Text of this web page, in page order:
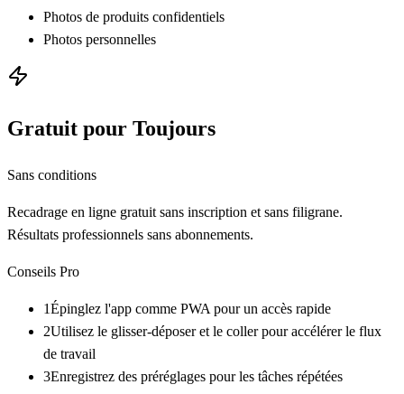
Photos de produits confidentiels
Photos personnelles
Gratuit pour Toujours
Sans conditions
Recadrage en ligne gratuit sans inscription et sans filigrane.
Résultats professionnels sans abonnements.
Conseils Pro
1Épinglez l'app comme PWA pour un accès rapide
2Utilisez le glisser-déposer et le coller pour accélérer le flux
de travail
3Enregistrez des préréglages pour les tâches répétées